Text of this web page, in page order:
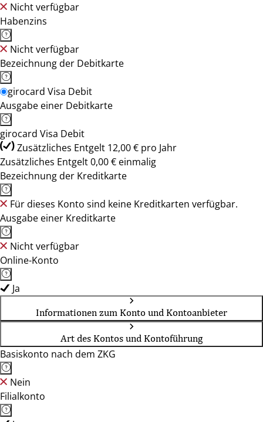
Nicht verfügbar
Habenzins
Nicht verfügbar
Bezeichnung der Debitkarte
girocard Visa Debit
Ausgabe einer Debitkarte
girocard Visa Debit
Zusätzliches Entgelt 12,00 € pro Jahr
Zusätzliches Entgelt 0,00 € einmalig
Bezeichnung der Kreditkarte
Für dieses Konto sind keine Kreditkarten verfügbar.
Ausgabe einer Kreditkarte
Nicht verfügbar
Online-Konto
Ja
Informationen zum Konto und Kontoanbieter
Art des Kontos und Kontoführung
Basiskonto nach dem ZKG
Nein
Filialkonto